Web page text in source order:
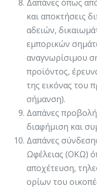
Δαπάνες όπως
και αποκτήσεις
αδειών,
εμπορικών
αναγνωρίσιμου
προϊόντος,
της εικόνας του
σήμανση).
Δαπάνες
διαφήμιση και
Δαπάνες
Ωφέλειας (ΟΚΩ)
αποχέτευση,
ορίων του